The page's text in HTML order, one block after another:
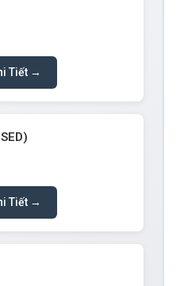
Tiết →
Tiết →